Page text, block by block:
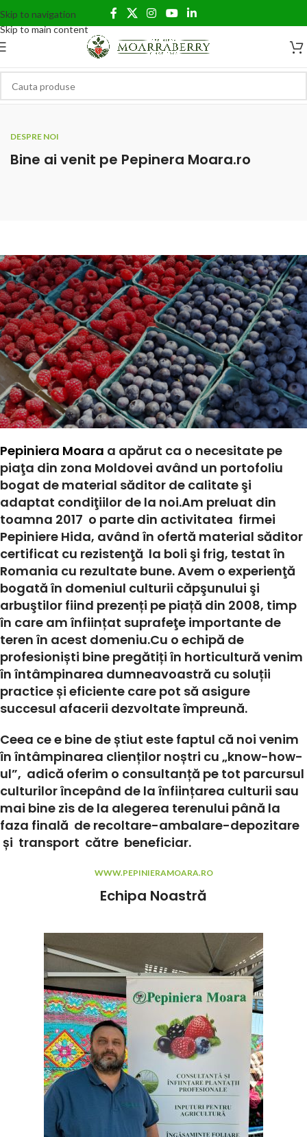
Skip to navigation
Skip to main content
DESPRE NOI
Bine ai venit pe Pepinera Moara.ro
Pepiniera Moara a apărut ca o necesitate pe
piaţa din zona Moldovei având un portofoliu
bogat de material săditor de calitate şi
adaptat condiţiilor de la noi.Am preluat din
toamna 2017 o parte din activitatea firmei
Pepiniere Hida, având în ofertă material săditor
certificat cu rezistenţă la boli şi frig, testat în
Romania cu rezultate bune. Avem o experienţă
bogată în domeniul culturii căpşunului şi
arbuştilor fiind prezenți pe piață din 2008, timp
în care am înființat suprafeţe importante de
teren în acest domeniu.Cu o echipă de
profesioniști bine pregătiți în horticultură venim
în întâmpinarea dumneavoastră cu soluții
practice și eficiente care pot să asigure
succesul afacerii dezvoltate împreună.
Ceea ce e bine de știut este faptul că noi venim
în întâmpinarea clienților noștri cu „know-how-
ul”, adică oferim o consultanță pe tot parcursul
culturilor începând de la înființarea culturii sau
mai bine zis de la alegerea terenului până la
faza finală de recoltare-ambalare-depozitare
și transport către beneficiar.
WWW.PEPINIERAMOARA.RO
Echipa Noastră